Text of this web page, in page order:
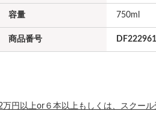
容量 750ml
商品番号
万円以上or６本以上もしくは、スクー